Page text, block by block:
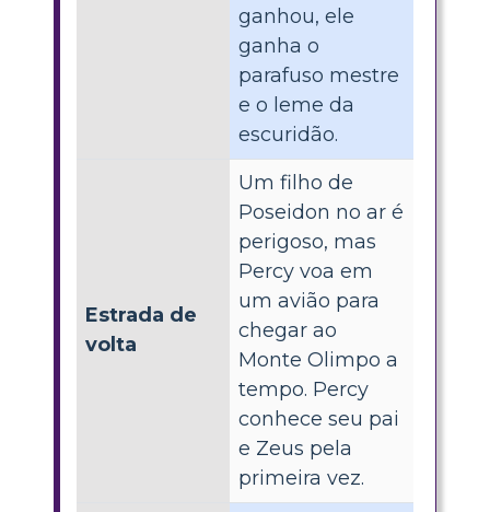
ganhou, ele
ganha o
parafuso mestre
e o leme da
escuridão.
Estrada de
volta
Um filho de
Poseidon no ar é
perigoso, mas
Percy voa em
um avião para
chegar ao
Monte Olimpo a
tempo. Percy
conhece seu pai
e Zeus pela
primeira vez.